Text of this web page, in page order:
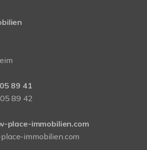
89 41
89 42
place-immobilien.com
immobilien.com